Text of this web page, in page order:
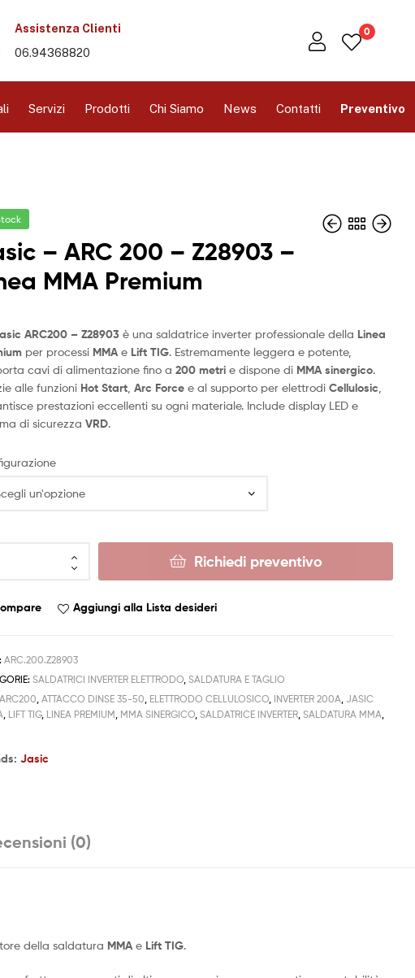
Assistenza Clienti
06.94368820
0
Servizi Prodotti Chi Siamo News Contatti Preventivo
– ARC 200 – Z28903 –
MMA Premium
ARC200 – Z28903 è una saldatrice inverter professionale della Linea
per processi MMA e Lift TIG. Estremamente leggera e potente,
cavi di alimentazione fino a200 metri e dispone di MMA sinergico.
alle funzioni Hot Start ,Arc Force e al supporto per elettrodiCellulosic
prestazioni eccellenti su ogni materiale. Include display LED e
di sicurezzaVRD.
Richiedi preventivo
Aggiungi alla Lista desideri
ARC.200.Z28903
SALDATRICI INVERTER ELETTRODO,SALDATURA E TAGLIO
ARC200,ATTACCO DINSE 35-50, ELETTRODO CELLULOSICO, INVERTER 200A,JASIC
, LIFT TIG, LINEA PREMIUM, MMA SINERGICO,SALDATRICE INVERTER,SALDATURA MMA,
Jasic
(0)
della saldatura MMA e Lift TIG.